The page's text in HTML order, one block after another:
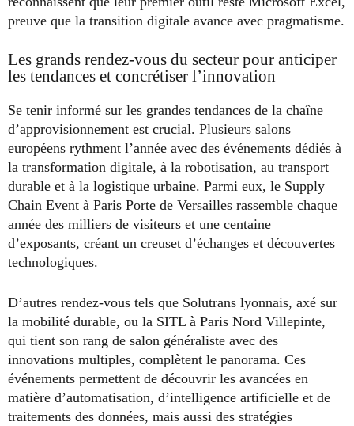
preuve que la transition digitale avance avec pragmatisme.
Les grands rendez-vous du secteur pour anticiper
les tendances et concrétiser l’innovation
Se tenir informé sur les grandes tendances de la chaîne
d’approvisionnement est crucial. Plusieurs salons
européens rythment l’année avec des événements dédiés à
la transformation digitale, à la robotisation, au transport
durable et à la logistique urbaine. Parmi eux, le Supply
Chain Event à Paris Porte de Versailles rassemble chaque
année des milliers de visiteurs et une centaine
d’exposants, créant un creuset d’échanges et découvertes
technologiques.
D’autres rendez-vous tels que Solutrans lyonnais, axé sur
la mobilité durable, ou la SITL à Paris Nord Villepinte,
qui tient son rang de salon généraliste avec des
innovations multiples, complètent le panorama. Ces
événements permettent de découvrir les avancées en
matière d’automatisation, d’intelligence artificielle et de
traitements des données, mais aussi des stratégies